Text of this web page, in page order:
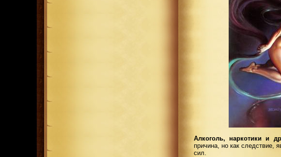
Алкоголь, наркотики и
причина, но как следствие,
сил.